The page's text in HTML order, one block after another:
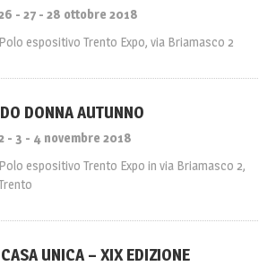
- 27 - 28 ottobre 2018
Polo espositivo Trento Expo, via Briamasco 2
DONNA AUTUNNO
- 3 - 4 novembre 2018
Polo espositivo Trento Expo in via Briamasco 2,
UNICA – XIX EDIZIONE